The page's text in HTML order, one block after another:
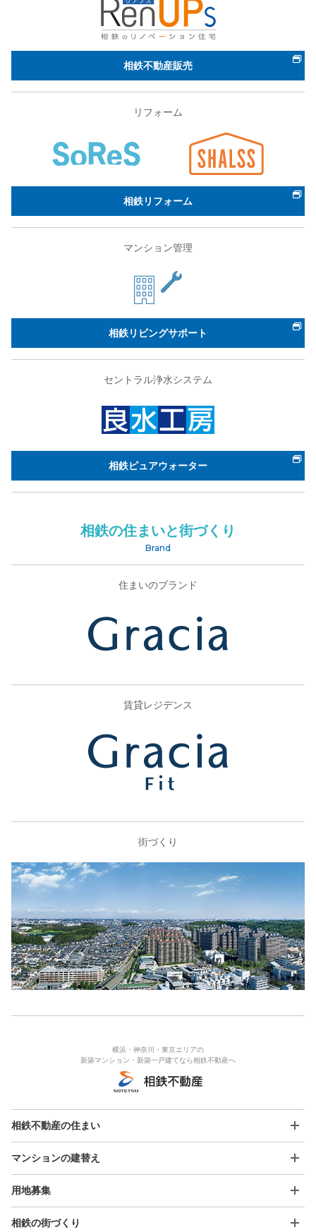
相鉄不動産販売
リフォーム
相鉄リフォーム
マンション管理
相鉄リビングサポート
セントラル浄水システム
相鉄ピュアウォーター
相鉄の住まいと街づくり
Brand
住まいのブランド
賃貸レジデンス
街づくり
横浜・神奈川・東京エリアの
新築マンション・新築一戸建てなら相鉄不動産へ
相鉄不動産の住まい
マンションの建替え
用地募集
相鉄の街づくり